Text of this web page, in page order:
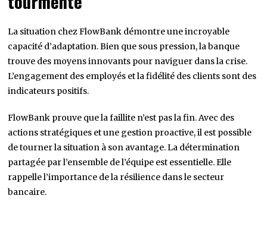
La situation chez FlowBank démontre une incroyable
capacité d’adaptation. Bien que sous pression, la banque
trouve des moyens innovants pour naviguer dans la crise.
L’engagement des employés et la fidélité des clients sont des
indicateurs positifs.
FlowBank prouve que la faillite n’est pas la fin. Avec des
actions stratégiques et une gestion proactive, il est possible
de tourner la situation à son avantage. La détermination
partagée par l’ensemble de l’équipe est essentielle. Elle
rappelle l’importance de la résilience dans le secteur
bancaire.